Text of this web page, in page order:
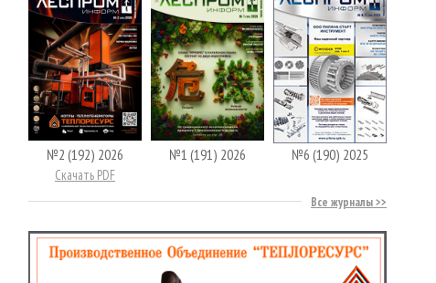
№2 (192) 2026
Скачать PDF
№1 (191) 2026 №6 (190) 2025
Все журналы